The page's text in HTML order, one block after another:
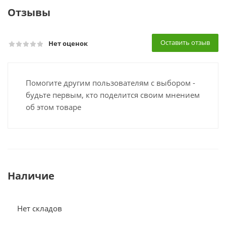
Отзывы
Нет оценок Оставить отзыв
Помогите другим пользователям с выбором -
будьте первым, кто поделится своим мнением
об этом товаре
Наличие
Нет складов